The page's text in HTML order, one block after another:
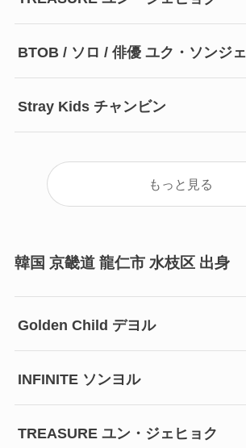
BTOB / ソロ / 俳優 ユク・ソンジェ
Stray Kids チャンビン
もっと見る
韓国 京畿道 龍仁市 水枝区 出身
Golden Child デヨル
INFINITE ソンヨル
TREASURE ユン・ジェヒョク